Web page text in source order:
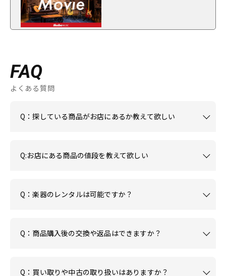
FAQ
よくある質問
Q：探している商品がお店にあるか教えて欲しい
Q:お店にある商品の値段を教えて欲しい
Q：楽器のレンタルは可能ですか？
Q：商品購入後の交換や返品はできますか？
Q：買い取りや中古の取り扱いはありますか？